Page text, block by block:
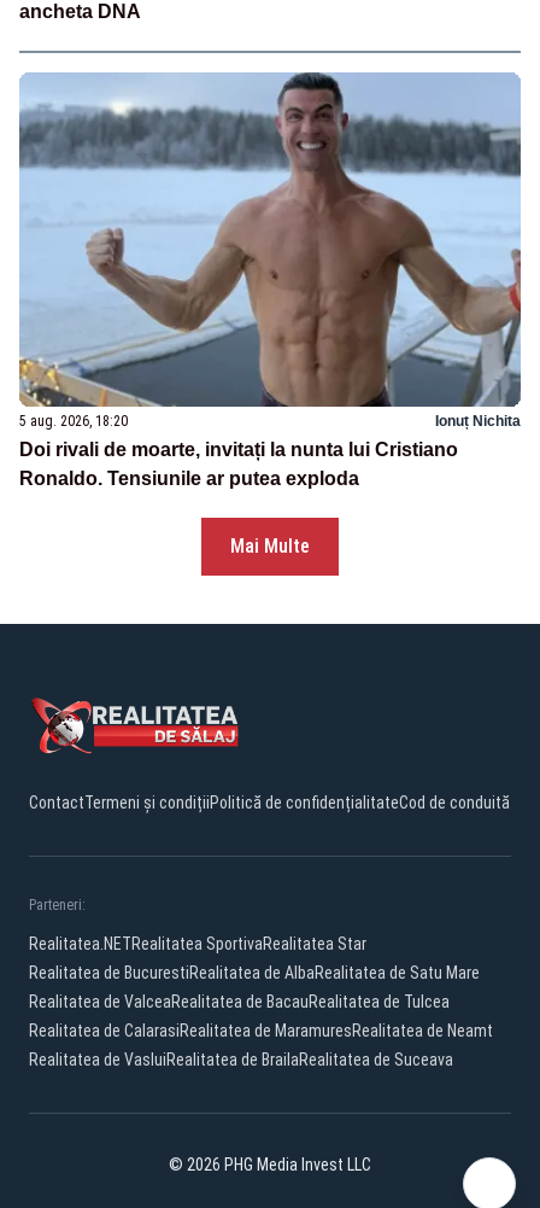
ancheta DNA
5 aug. 2026, 18:20 Ionuț Nichita
Doi rivali de moarte, invitați la nunta lui Cristiano
Ronaldo. Tensiunile ar putea exploda
Mai Multe
ContactTermeni și condițiiPolitică de confidențialitateCod de conduită
Parteneri:
Realitatea.NETRealitatea SportivaRealitatea Star
Realitatea de BucurestiRealitatea de AlbaRealitatea de Satu Mare
Realitatea de ValceaRealitatea de BacauRealitatea de Tulcea
Realitatea de CalarasiRealitatea de MaramuresRealitatea de Neamt
Realitatea de VasluiRealitatea de BrailaRealitatea de Suceava
© 2026 PHG Media Invest LLC